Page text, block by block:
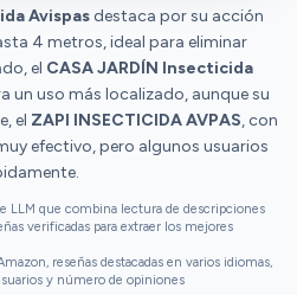
y se llevan las larvas,
Con éstas sí puedes
y pirarte.
Avispas destaca por su acción
4 metros, ideal para eliminar
el CASA JARDÍN Insecticida
un uso más localizado, aunque su
el ZAPI INSECTICIDA AVPAS, con
efectivo, pero algunos usuarios
LLM que combina lectura de descripciones
verificadas para extraer los mejores
reseñas destacadas en varios idiomas,
y número de opiniones